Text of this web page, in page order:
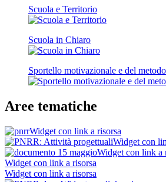
Scuola e Territorio
Scuola in Chiaro
Sportello motivazionale e del
Aree tematiche
Widget con link a risorsa
Widget con
Widget con link a
Widget con link a risorsa
Widget con link a risorsa